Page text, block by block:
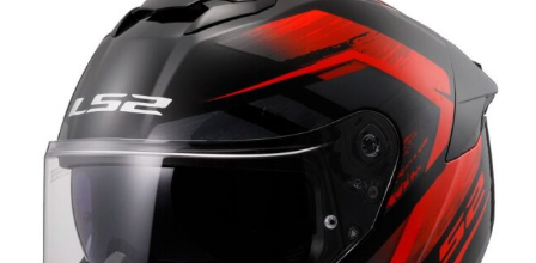
Zapamti me
Zaboravljena lozinka?